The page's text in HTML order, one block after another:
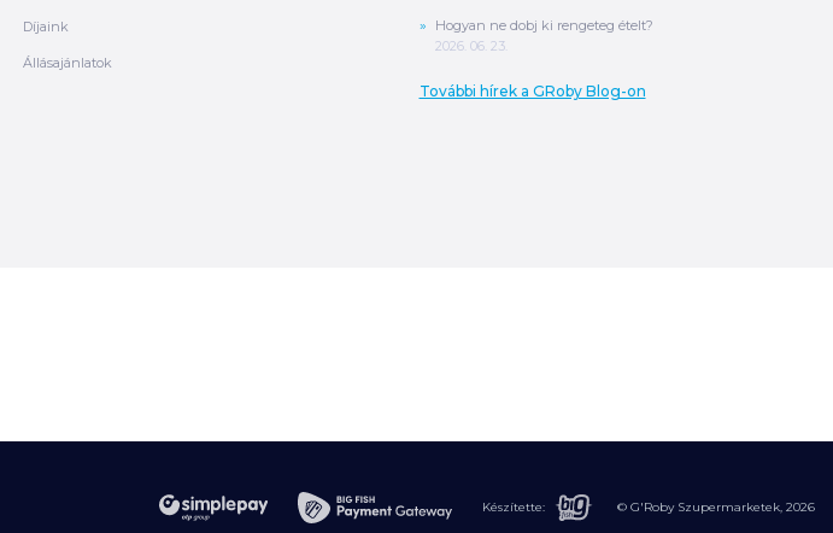
információ
MEGRENDELÉS
Díjaink
Állásajánlatok
Hogyan ne dobj ki rengeteg ételt?
2026. 06. 23.
További hírek a GRoby Blog-on
Készítette: © G'Roby Szupermarketek, 2026